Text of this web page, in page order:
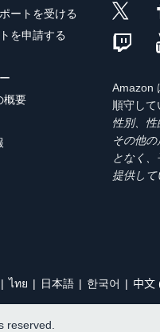
ートを受ける
を申請する
概要
Amazon
順守して
性別、性
その他
となく
提供して
ไทย 日本語 한국어 中文
reserved.